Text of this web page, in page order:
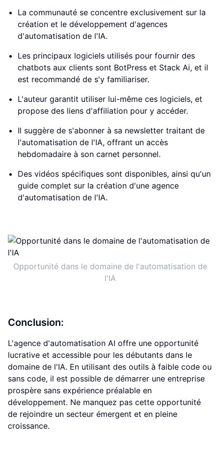
La communauté se concentre exclusivement sur la
création et le développement d'agences
d'automatisation de l'IA.
Les principaux logiciels utilisés pour fournir des
chatbots aux clients sont BotPress et Stack Ai, et il
est recommandé de s'y familiariser.
L'auteur garantit utiliser lui-même ces logiciels, et
propose des liens d'affiliation pour y accéder.
Il suggère de s'abonner à sa newsletter traitant de
l'automatisation de l'IA, offrant un accès
hebdomadaire à son carnet personnel.
Des vidéos spécifiques sont disponibles, ainsi qu'un
guide complet sur la création d'une agence
d'automatisation de l'IA.
Opportunité dans le domaine de l'automatisation de
l'IA
Conclusion:
L'agence d'automatisation AI offre une opportunité
lucrative et accessible pour les débutants dans le
domaine de l'IA. En utilisant des outils à faible code ou
sans code, il est possible de démarrer une entreprise
prospère sans expérience préalable en
développement. Ne manquez pas cette opportunité
de rejoindre un secteur émergent et en pleine
croissance.